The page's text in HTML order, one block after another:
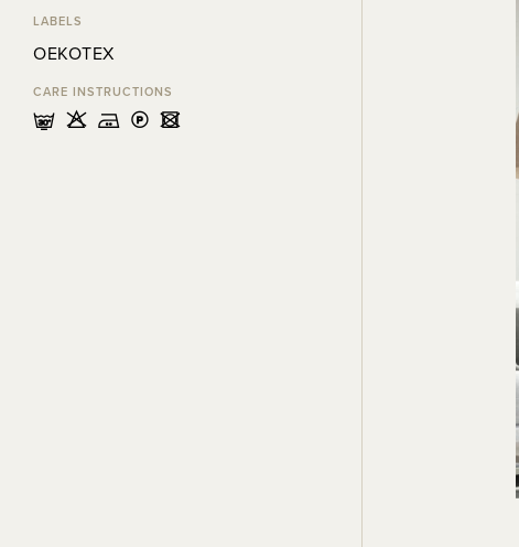
LABELS
OEKOTEX
CARE INSTRUCTIONS
mHELU